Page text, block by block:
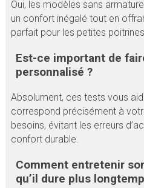
Oui, les modèles sans
un confort inégalé tout en
parfait pour les petites
Est-ce important de
personnalisé ?
Absolument, ces tests vous
correspond précisément à
besoins, évitant les erreurs
confort durable.
Comment entretenir
qu’il dure plus